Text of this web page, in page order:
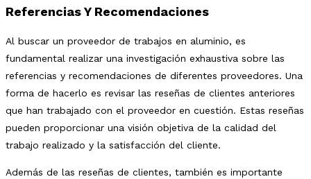
Referencias Y Recomendaciones
Al buscar un proveedor de trabajos en aluminio, es
fundamental realizar una investigación exhaustiva sobre las
referencias y recomendaciones de diferentes proveedores. Una
forma de hacerlo es revisar las reseñas de clientes anteriores
que han trabajado con el proveedor en cuestión. Estas reseñas
pueden proporcionar una visión objetiva de la calidad del
trabajo realizado y la satisfacción del cliente.
Además de las reseñas de clientes, también es importante